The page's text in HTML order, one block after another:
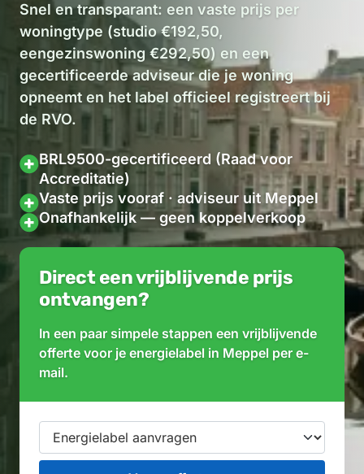
Snel en transparant: een vaste prijs per
woningtype (studio €192,50,
eengezinswoning €292,50) en een
gecertificeerde adviseur die je woning
opneemt en het label officieel registreert bij
de RVO.
BRL9500-gecertificeerd (Raad voor
Accreditatie)
Vaste prijs vooraf · adviseur uit Meppel
Onafhankelijk — geen koppelverkoop
Direct een vrijblijvende prijs
ontvangen?
In een paar simpele stappen een vrijblijvende
offerte voor je energielabel in Meppel per e-
mail.